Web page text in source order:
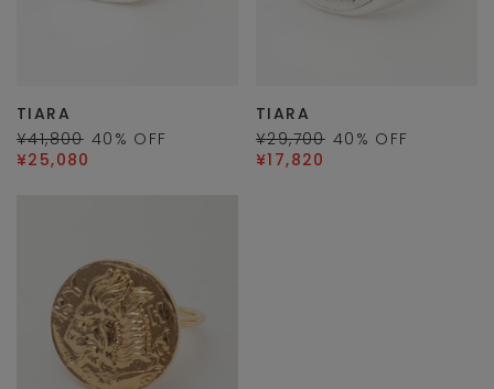
TIARA
¥41,800 40 % OFF
¥25,080
TIARA
¥29,700 40 % OFF
¥17,820